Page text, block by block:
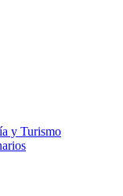
y Turismo